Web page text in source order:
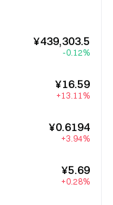
¥439,303.5
-0.12%
¥16.59
+13.11%
¥0.6194
+3.94%
¥5.69
+0.28%